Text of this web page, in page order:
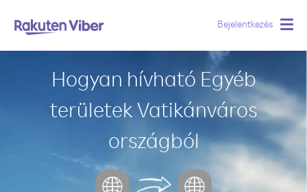
Bejelentkezés
Hogyan hívható Egyéb
területek Vatikánváros
országból